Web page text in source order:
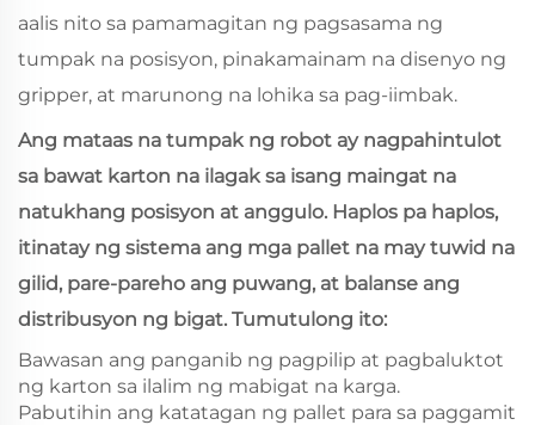
aalis nito sa pamamagitan ng pagsasama ng
tumpak na posisyon, pinakamainam na disenyo ng
gripper, at marunong na lohika sa pag-iimbak.
Ang mataas na tumpak ng robot ay nagpahintulot
sa bawat karton na ilagak sa isang maingat na
natukhang posisyon at anggulo. Haplos pa haplos,
itinatay ng sistema ang mga pallet na may tuwid na
gilid, pare-pareho ang puwang, at balanse ang
distribusyon ng bigat. Tumutulong ito:
Bawasan ang panganib ng pagpilip at pagbaluktot
ng karton sa ilalim ng mabigat na karga.
Pabutihin ang katatagan ng pallet para sa paggamit